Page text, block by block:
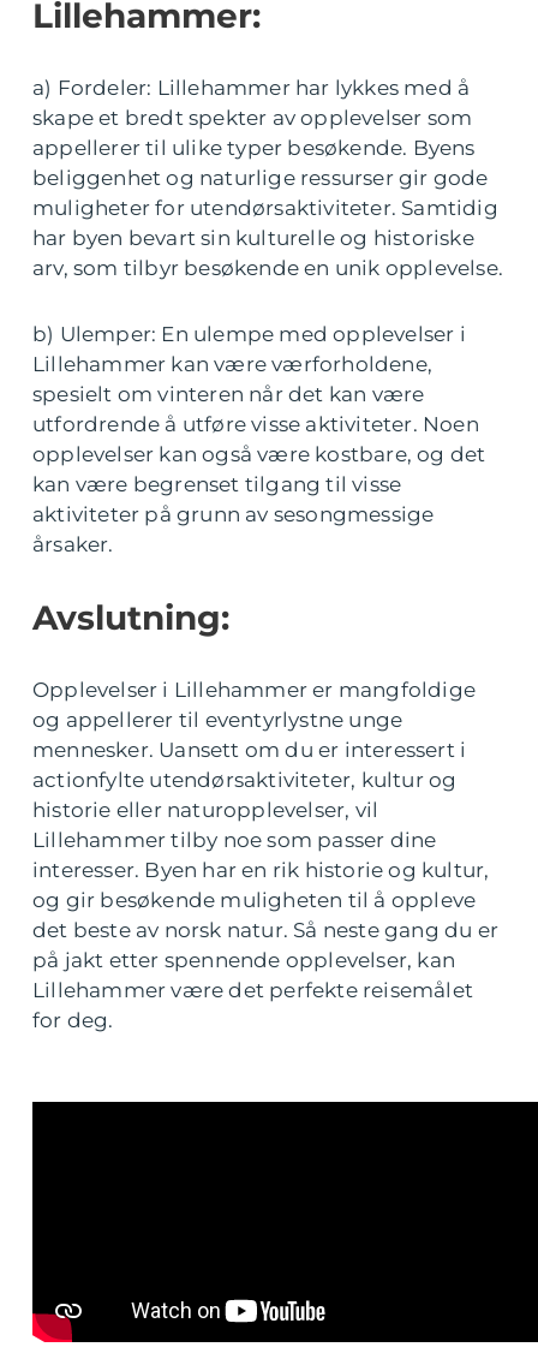
Lillehammer:
a) Fordeler: Lillehammer har lykkes med å
skape et bredt spekter av opplevelser som
appellerer til ulike typer besøkende. Byens
beliggenhet og naturlige ressurser gir gode
muligheter for utendørsaktiviteter. Samtidig
har byen bevart sin kulturelle og historiske
arv, som tilbyr besøkende en unik opplevelse.
b) Ulemper: En ulempe med opplevelser i
Lillehammer kan være værforholdene,
spesielt om vinteren når det kan være
utfordrende å utføre visse aktiviteter. Noen
opplevelser kan også være kostbare, og det
kan være begrenset tilgang til visse
aktiviteter på grunn av sesongmessige
årsaker.
Avslutning:
Opplevelser i Lillehammer er mangfoldige
og appellerer til eventyrlystne unge
mennesker. Uansett om du er interessert i
actionfylte utendørsaktiviteter, kultur og
historie eller naturopplevelser, vil
Lillehammer tilby noe som passer dine
interesser. Byen har en rik historie og kultur,
og gir besøkende muligheten til å oppleve
det beste av norsk natur. Så neste gang du er
på jakt etter spennende opplevelser, kan
Lillehammer være det perfekte reisemålet
for deg.